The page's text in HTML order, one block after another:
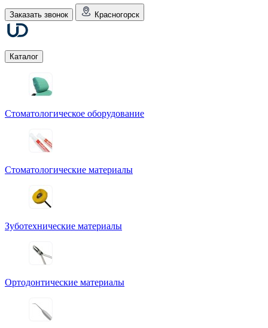
Заказать звонок Красногорск
Каталог
Стоматологическое оборудование
Стоматологические материалы
Зуботехнические материалы
Ортодонтические материалы